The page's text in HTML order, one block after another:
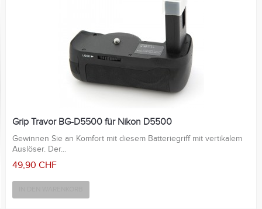
Grip Travor BG-D5500 für Nikon D5500
Gewinnen Sie an Komfort mit diesem Batteriegriff mit vertikalem
Auslöser. Der...
49,90 CHF